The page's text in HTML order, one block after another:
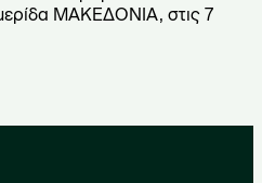
ΜΑΚΕΔΟΝΙΑ, στις 7